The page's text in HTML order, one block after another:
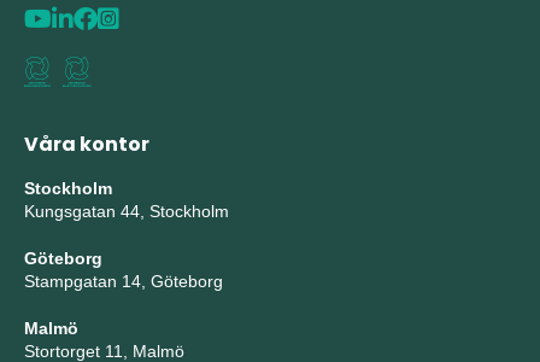
Våra kontor
Stockholm
Kungsgatan 44, Stockholm
Göteborg
Stampgatan 14, Göteborg
Malmö
Stortorget 11, Malmö